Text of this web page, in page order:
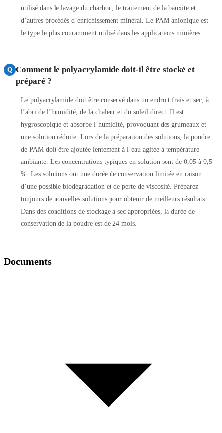
utilisé dans le lavage du charbon, le traitement de la bauxite et
d’autres procédés d’enrichissement minéral. Le PAM anionique est
le type le plus couramment utilisé dans les applications minières.
Q Comment le polyacrylamide doit-il être stocké et
préparé ?
Le polyacrylamide doit être conservé dans un endroit frais et sec, à
l’abri de l’humidité, de la chaleur et du soleil direct. Il est
hygroscopique et absorbe l’humidité, provoquant des grumeaux et
une solution réduite. Lors de la préparation des solutions, la poudre
de PAM doit être ajoutée lentement à l’eau agitée à température
ambiante. Les concentrations typiques en solution sont de 0,05 à 0,5
%. Les solutions ont une durée de conservation limitée en raison
d’une possible biodégradation et de perte de viscosité. Préparez
toujours de nouvelles solutions pour obtenir de meilleurs résultats.
Dans des conditions de stockage à sec appropriées, la durée de
conservation de la poudre est de 24 mois.
Documents